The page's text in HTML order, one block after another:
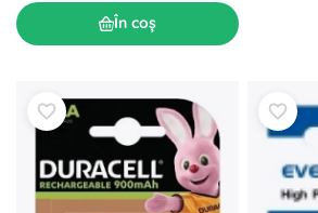
În coș